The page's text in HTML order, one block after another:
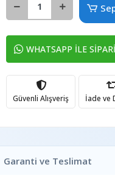
WHATSAPP İLE
Güvenli Alışveriş İade ve
Garanti ve Teslimat